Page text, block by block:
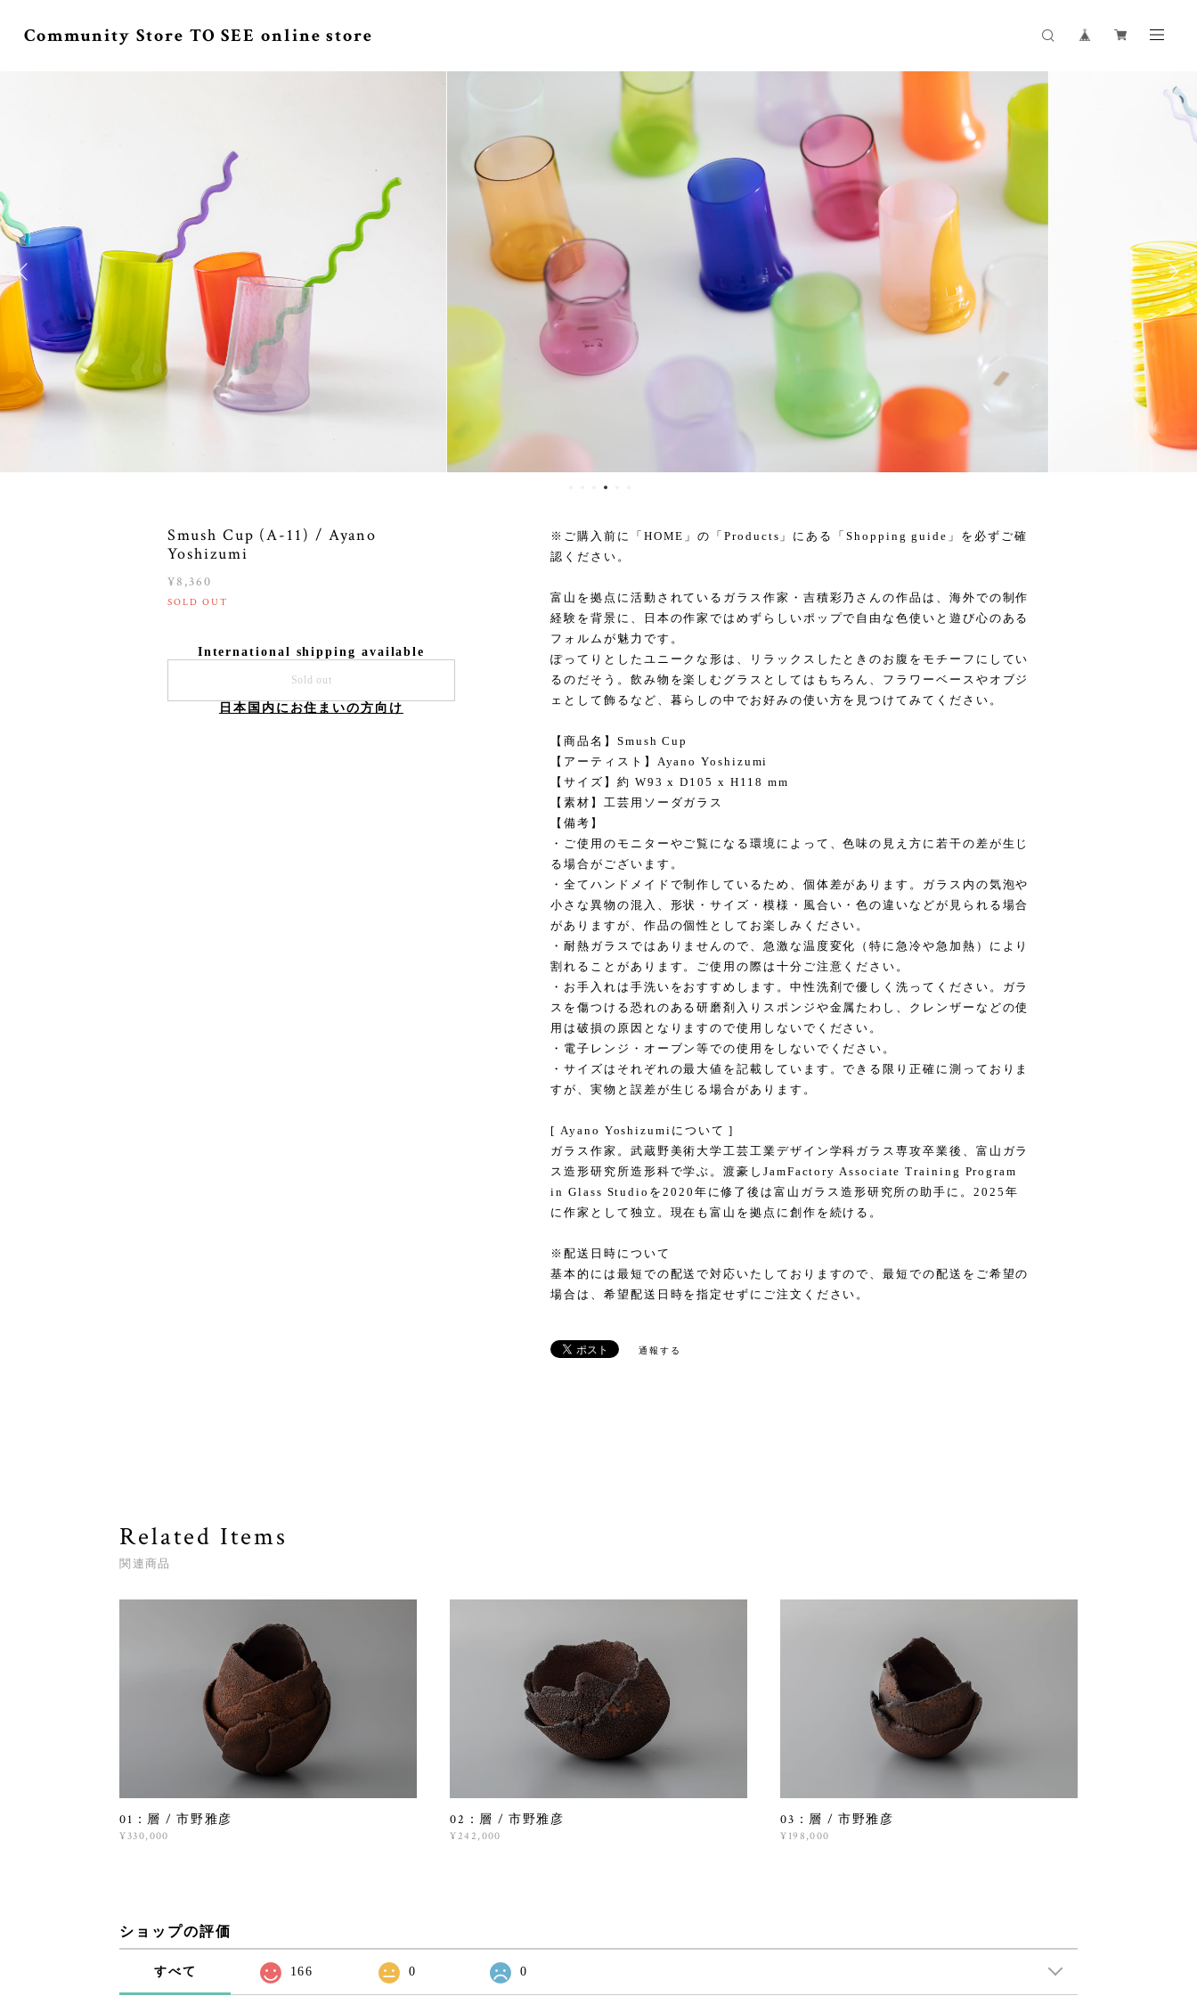
Community Store TO SEE online store
Smush Cup (A-11) / Ayano
Yoshizumi
¥8,360
SOLD OUT
International shipping available
Sold out
日本国内にお住まいの方向け
※ご購入前に「HOME」の「Products」にある「Shopping guide」を必ずご確
認ください。
富山を拠点に活動されているガラス作家・吉積彩乃さんの作品は、海外での制作
経験を背景に、日本の作家ではめずらしいポップで自由な色使いと遊び心のある
フォルムが魅力です。
ぽってりとしたユニークな形は、リラックスしたときのお腹をモチーフにしてい
るのだそう。飲み物を楽しむグラスとしてはもちろん、フラワーベースやオブジ
ェとして飾るなど、暮らしの中でお好みの使い方を見つけてみてください。
【商品名】Smush Cup
【アーティスト】Ayano Yoshizumi
【サイズ】約 W93 x D105 x H118 mm
【素材】工芸用ソーダガラス
【備考】
・ご使用のモニターやご覧になる環境によって、色味の見え方に若干の差が生じ
る場合がございます。
・全てハンドメイドで制作しているため、個体差があります。ガラス内の気泡や
小さな異物の混入、形状・サイズ・模様・風合い・色の違いなどが見られる場合
がありますが、作品の個性としてお楽しみください。
・耐熱ガラスではありませんので、急激な温度変化（特に急冷や急加熱）により
割れることがあります。ご使用の際は十分ご注意ください。
・お手入れは手洗いをおすすめします。中性洗剤で優しく洗ってください。ガラ
スを傷つける恐れのある研磨剤入りスポンジや金属たわし、クレンザーなどの使
用は破損の原因となりますので使用しないでください。
・電子レンジ・オーブン等での使用をしないでください。
・サイズはそれぞれの最大値を記載しています。できる限り正確に測っておりま
すが、実物と誤差が生じる場合があります。
[ Ayano Yoshizumiについて ]
ガラス作家。武蔵野美術大学工芸工業デザイン学科ガラス専攻卒業後、富山ガラ
ス造形研究所造形科で学ぶ。渡豪しJamFactory Associate Training Program
in Glass Studioを2020年に修了後は富山ガラス造形研究所の助手に。2025年
に作家として独立。現在も富山を拠点に創作を続ける。
※配送日時について
基本的には最短での配送で対応いたしておりますので、最短での配送をご希望の
場合は、希望配送日時を指定せずにご注文ください。
通報する
Related Items
関連商品
01：層 / 市野雅彦
¥330,000
02：層 / 市野雅彦
¥242,000
03：層 / 市野雅彦
¥198,000
ショップの評価
すべて 166 0 0